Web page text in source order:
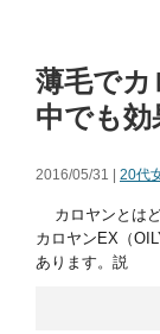
薄毛でカ
中でも
2016/05/31 | 20代
カロヤンとは
カロヤンEX（
あります。説